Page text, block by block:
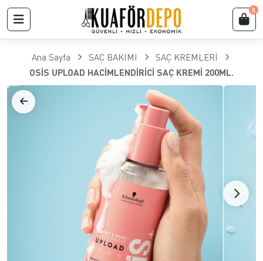
0
Ana Sayfa SAÇ BAKIMI
SAÇ KREMLERİ
OSİS UPLOAD HACİMLENDİRİCİ SAÇ KREMİ 200ML.